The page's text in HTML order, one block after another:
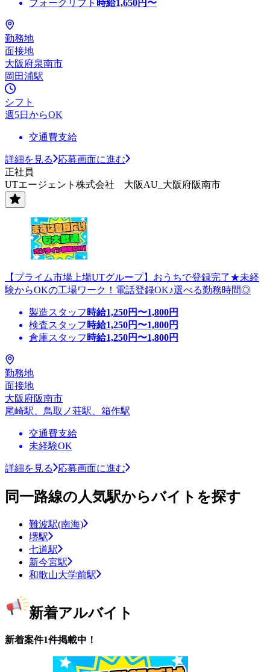
フォークリフト 時給1,650円〜
勤務地
面接地
大阪府泉南市
岡田浦駅
シフト
週5日からOK
交通費支給
詳細を見る
応募画面に進む
正社員
UTエージェント株式会社 大阪AU_大阪府阪南市
【プライム市場上場UTグループ】おうちで登録完了★未経
験からOKの工場ワーク！電話登録OK♪選べる勤務時間◎
製造スタッフ 時給1,250円〜1,800円
検査スタッフ 時給1,250円〜1,800円
倉庫スタッフ 時給1,250円〜1,800円
勤務地
面接地
大阪府阪南市
尾崎駅、鳥取ノ荘駅、箱作駅
交通費支給
未経験OK
詳細を見る 応募画面に進む
同一路線の人気駅からバイトを探す
難波駅(南海)
堺駅
七道駅
新今宮駅
和歌山大学前駅
新着アルバイト
新着案件1件掲載中！